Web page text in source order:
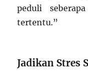
peduli
tertentu.”
Jadikan Stres